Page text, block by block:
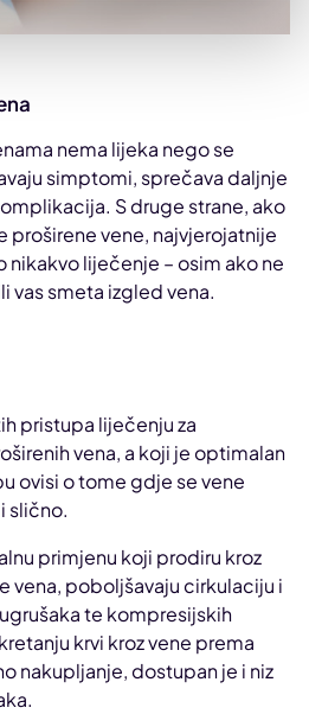
nema lijeka nego se
simptomi, sprečava daljnje
S druge strane, ako
proširene vene, najvjerojatnije
liječenje – osim ako ne
vas smeta izgled vena.
pristupa liječenju za
vena, a koji je optimalan
ovisi o tome gdje se vene
slično.
primjenu koji prodiru kroz
vena, poboljšavaju cirkulaciju i
te kompresijskih
krvi kroz vene prema
nakupljanje, dostupan je i niz